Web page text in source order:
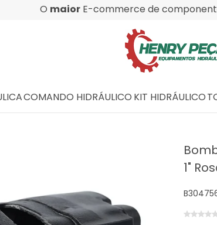
O maior E-commerce de
COMANDO HIDRÁULICO KIT HIDRÁULICO
1"